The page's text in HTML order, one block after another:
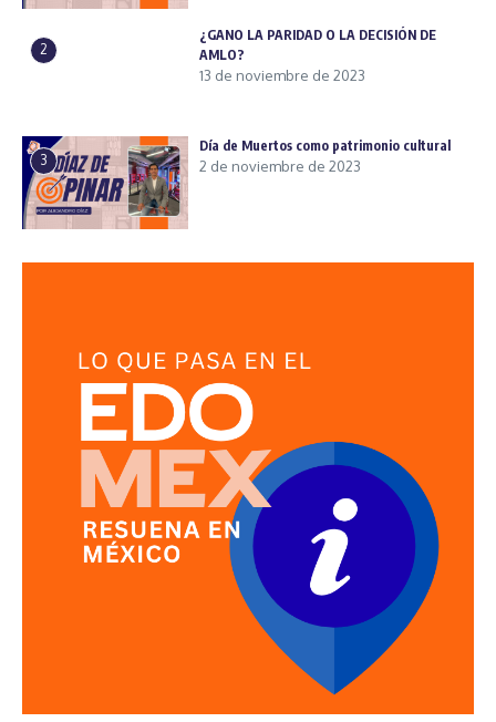
2
¿GANO LA PARIDAD O LA DECISIÓN DE
AMLO?
13 de noviembre de 2023
3
Día de Muertos como patrimonio cultural
2 de noviembre de 2023